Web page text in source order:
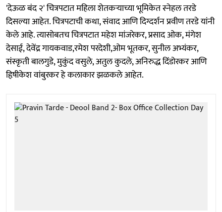
'देऊळ बंद २' चित्रपटात महिला शेतकऱ्याच्या भूमिकेत स्नेहल तरडे
दिसल्या आहेत. चित्रपटाची कथा, संवाद आणि दिग्दर्शन प्रवीण तरडे यांनी
केले आहे. त्यासोबतच चित्रपटात महेश मांजरेकर, प्रसाद ओक, मंगेश
देसाई, देवेंद्र गायकवाड,रमेश परदेशी,ओम भूतकर, सुनील अभ्यंकर,
संस्कृती बालगुडे, मुकुंद वसुले, अतुल कुदले, अनिरुद्ध दिंडोरकर आणि
हिृषीकेश वांबुरकर हे कलाकार झळकले आहेत.